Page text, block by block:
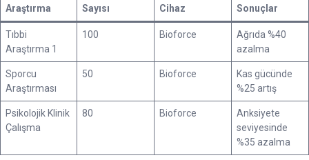
Araştırma
Sayısı
Cihaz
Sonuçlar
Tıbbi
Araştırma 1
100 Bioforce
Ağrıda %40
azalma
Sporcu
Araştırması
50 Bioforce
Kas gücünde
%25 artış
Psikolojik Klinik
Çalışma
80 Bioforce
Anksiyete
seviyesinde
%35 azalma